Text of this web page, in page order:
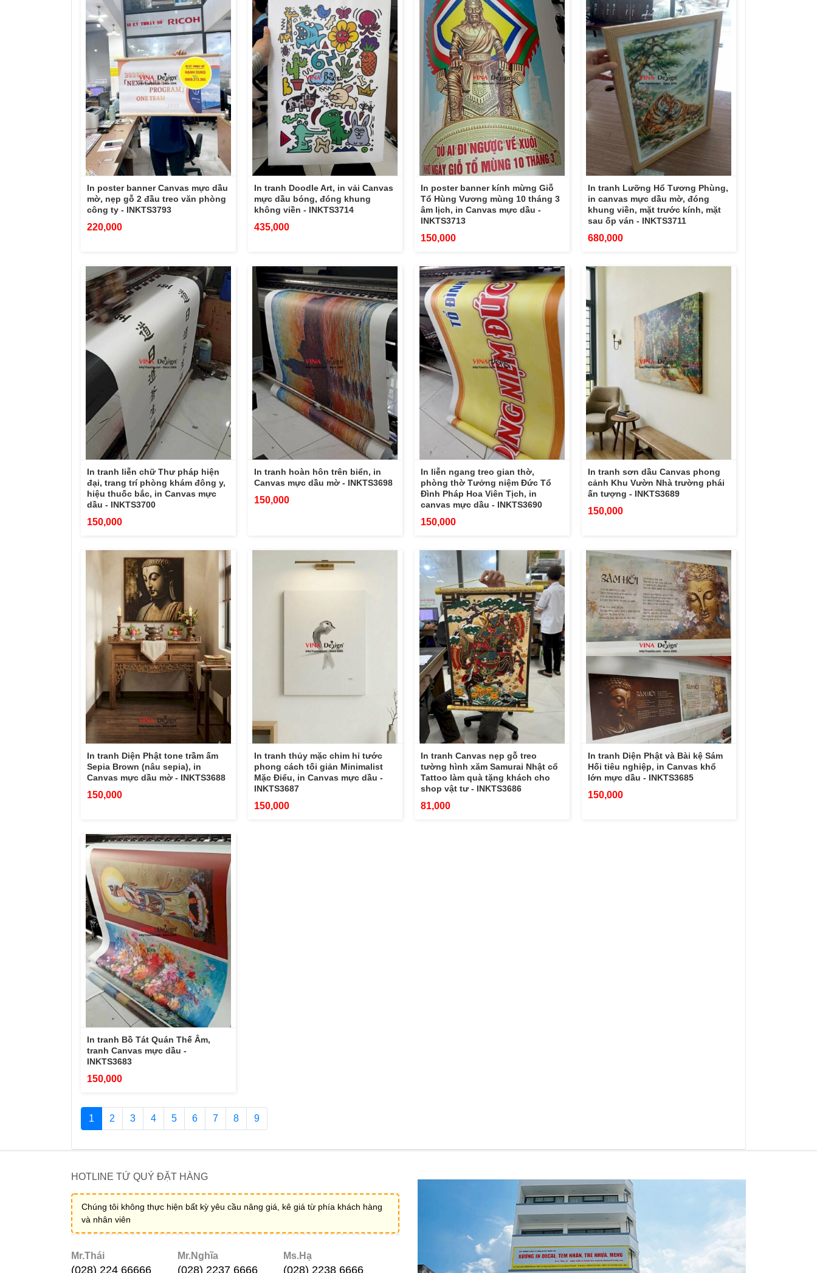
In poster banner Canvas mực dầu
mờ, nẹp gỗ 2 đầu treo văn phòng
công ty - INKTS3793
220,000
In tranh Doodle Art, in vải Canvas
mực dầu bóng, đóng khung
không viền - INKTS3714
435,000
In poster banner kính mừng Giỗ
Tổ Hùng Vương mùng 10 tháng 3
âm lịch, in Canvas mực dầu -
INKTS3713
150,000
In tranh Lưỡng Hổ Tương Phùng,
in canvas mực dầu mờ, đóng
khung viền, mặt trước kính, mặt
sau ốp ván - INKTS3711
680,000
In tranh liễn chữ Thư pháp hiện
đại, trang trí phòng khám đông y,
hiệu thuốc bắc, in Canvas mực
dầu - INKTS3700
150,000
In tranh hoàn hôn trên biển, in
Canvas mực dầu mờ - INKTS3698
150,000
In liễn ngang treo gian thờ,
phòng thờ Tưởng niệm Đức Tổ
Đình Pháp Hoa Viên Tịch, in
canvas mực dầu - INKTS3690
150,000
In tranh sơn dầu Canvas phong
cảnh Khu Vườn Nhà trường phái
ấn tượng - INKTS3689
150,000
In tranh Diện Phật tone trầm ấm
Sepia Brown (nâu sepia), in
Canvas mực dầu mờ - INKTS3688
150,000
In tranh thủy mặc chim hỉ tước
phong cách tối giản Minimalist
Mặc Điểu, in Canvas mực dầu -
INKTS3687
150,000
In tranh Canvas nẹp gỗ treo
tường hình xăm Samurai Nhật cổ
Tattoo làm quà tặng khách cho
shop vật tư - INKTS3686
81,000
In tranh Diện Phật và Bài kệ Sám
Hối tiêu nghiệp, in Canvas khổ
lớn mực dầu - INKTS3685
150,000
In tranh Bồ Tát Quán Thế Âm,
tranh Canvas mực dầu -
INKTS3683
150,000
1 2 3 4 5 6 7 8 9
HOTLINE TỨ QUÝ ĐẶT HÀNG
Chúng tôi không thực hiện bất kỳ yêu cầu nâng giá, kê giá từ phía khách hàng
và nhân viên
Mr.Thái
(028) 224 66666
Mr.Nghĩa
(028) 2237 6666
Ms.Hạ
(028) 2238 6666